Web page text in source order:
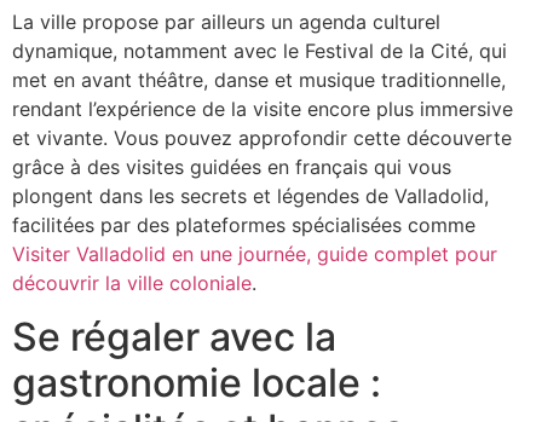
La ville propose par ailleurs un agenda culturel
dynamique, notamment avec le Festival de la Cité, qui
met en avant théâtre, danse et musique traditionnelle,
rendant l’expérience de la visite encore plus immersive
et vivante. Vous pouvez approfondir cette découverte
grâce à des visites guidées en français qui vous
plongent dans les secrets et légendes de Valladolid,
facilitées par des plateformes spécialisées comme
Visiter Valladolid en une journée, guide complet pour
découvrir la ville coloniale.
Se régaler avec la
gastronomie locale :